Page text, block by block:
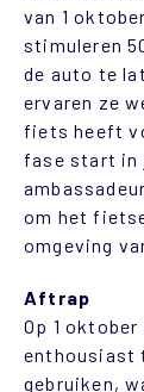
van 1
stimuleren
de auto te
ervaren ze
fiets heeft
fase start in
om het
omgeving
Aftrap
Op 1
enthousiast
gebruiken,